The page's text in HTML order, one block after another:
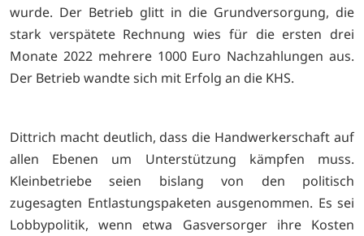
wurde. Der Betrieb glitt in die Grundversorgung, die
stark verspätete Rechnung wies für die ersten drei
Monate 2022 mehrere 1000 Euro Nachzahlungen aus.
Der Betrieb wandte sich mit Erfolg an die KHS.
Dittrich macht deutlich, dass die Handwerkerschaft auf
allen Ebenen um Unterstützung kämpfen muss.
Kleinbetriebe seien bislang von den politisch
zugesagten Entlastungspaketen ausgenommen. Es sei
Lobbypolitik, wenn etwa Gasversorger ihre Kosten